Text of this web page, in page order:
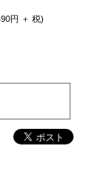
円 ＋ 税)